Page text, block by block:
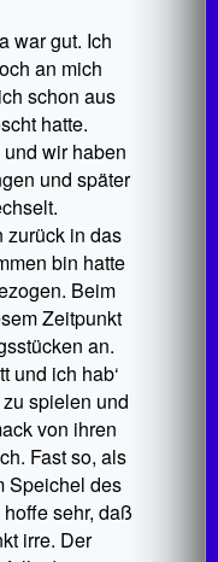
war gut. Ich
an mich
schon aus
hatte.
wir haben
und später
zurück in das
bin hatte
Beim
Zeitpunkt
an.
und ich hab‘
spielen und
von ihren
Fast so, als
Speichel des
sehr, daß
irre. Der